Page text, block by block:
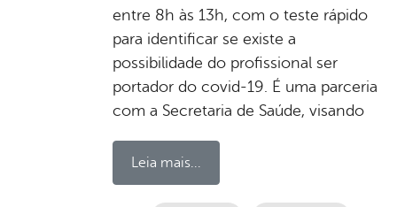
entre 8h às 13h, com o teste rápido
para identificar se existe a
possibilidade do profissional ser
portador do covid-19. É uma parceria
com a Secretaria de Saúde, visando
Leia mais...